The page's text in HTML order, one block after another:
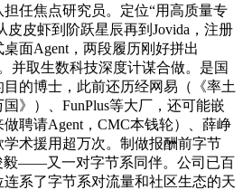
担任焦点研究员。定位“用高质量专
皮虾到阶跃星辰再到Jovida，注册
面Agent，两段履历刚好拼出
并取生数科技深度计谋合做。是国
的博士，此前还历经网易（《率土
》）、FunPlus等大厂，还可能嵌
做聘请Agent，CMC本钱轮）、薛峥
术援用超万次。制做报酬前字节
毅——又一对字节系同伴。公司已百
系了字节系对流量和社区生态的天